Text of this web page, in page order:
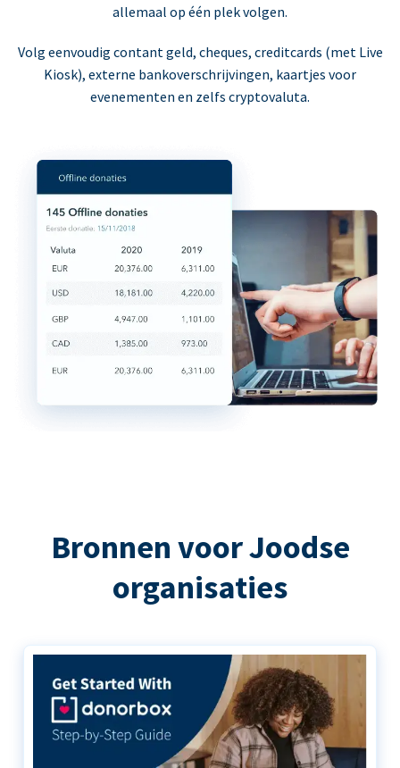
allemaal op één plek volgen.
Volg eenvoudig contant geld, cheques, creditcards (met Live
Kiosk), externe bankoverschrijvingen, kaartjes voor
evenementen en zelfs cryptovaluta.
Bronnen voor Joodse
organisaties